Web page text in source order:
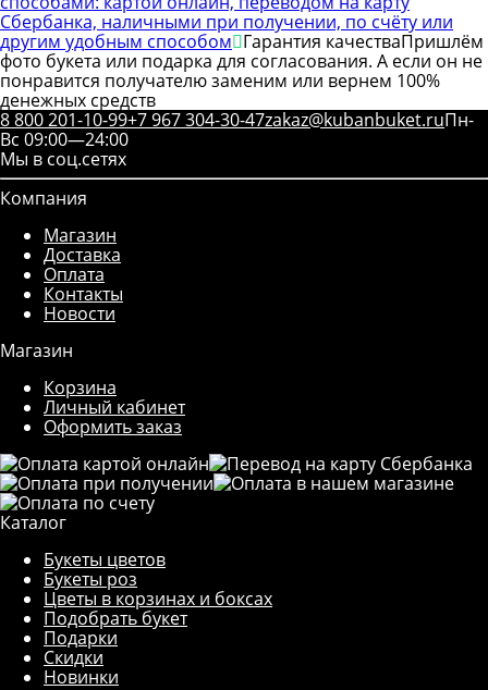
Сбербанка, наличными при получении, по счёту или
другим удобным способом Гарантия качестваПришлём
фото букета или подарка для согласования. А если он не
понравится получателю заменим или вернем 100%
денежных средств
8 800 201-10-99+7 967 304-30-47zakaz@kubanbuket.ruПн-
Вс 09:00—24:00
Мы в соц.сетях
Компания
Магазин
Доставка
Оплата
Контакты
Новости
Магазин
Корзина
Личный кабинет
Оформить заказ
Каталог
Букеты цветов
Букеты роз
Цветы в корзинах и боксах
Подобрать букет
Подарки
Скидки
Новинки